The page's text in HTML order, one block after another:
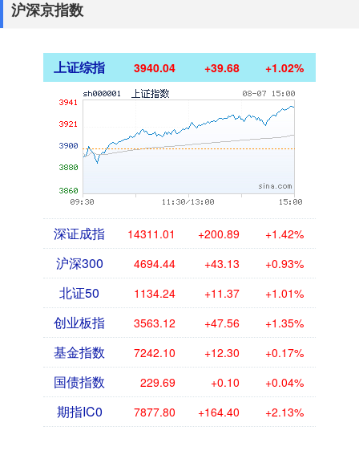
沪深京指数
上证综指 3940.04 +39.68 +1.02%
深证成指 14311.01 +200.89 +1.42%
沪深300 4694.44 +43.13 +0.93%
北证50 1134.24 +11.37 +1.01%
创业板指 3563.12 +47.56 +1.35%
基金指数 7242.10 +12.30 +0.17%
国债指数 229.69 +0.10 +0.04%
期指IC0 7877.80 +164.40 +2.13%